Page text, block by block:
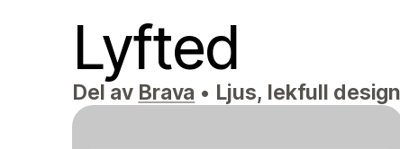
Lyfted
Del av Brava • Ljus, lekfull